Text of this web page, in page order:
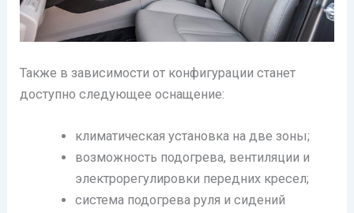
Также в зависимости от конфигурации станет
доступно следующее оснащение:
климатическая установка на две зоны;
возможность подогрева, вентиляции и
электрорегулировки передних кресел;
система подогрева руля и сидений